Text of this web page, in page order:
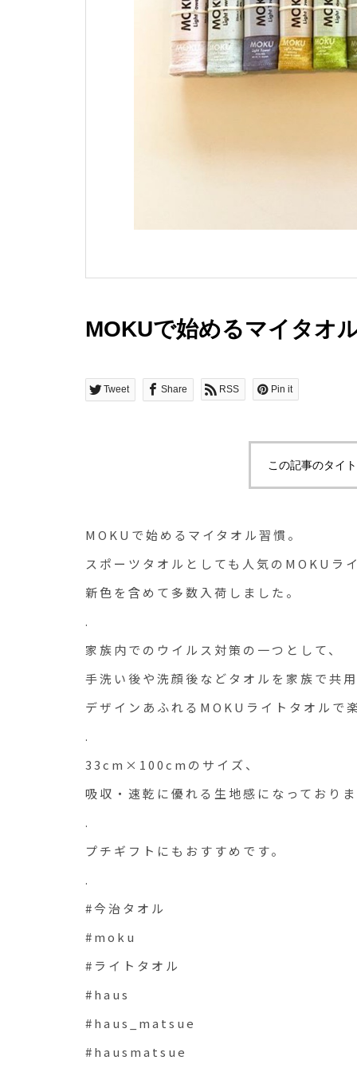
MOKUで始めるマイタオ
Tweet Share RSS Pin it
この記事のタイ
MOKUで始めるマイタオル習慣。
スポーツタオルとしても人気のMOKUラ
新色を含めて多数入荷しました。
.
家族内でのウイルス対策の一つとして、
手洗い後や洗顔後などタオルを家族で共
デザインあふれるMOKUライトタオルで
.
33cm×100cmのサイズ、
吸収・速乾に優れる生地感になっており
.
プチギフトにもおすすめです。
.
#今治タオル
#moku
#ライトタオル
#haus
#haus_matsue
#hausmatsue